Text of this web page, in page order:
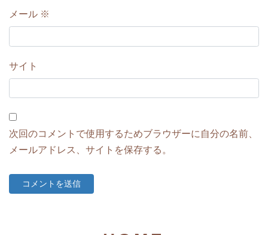
メール ※
サイト
次回のコメントで使用するためブラウザーに自分の名前、
メールアドレス、サイトを保存する。